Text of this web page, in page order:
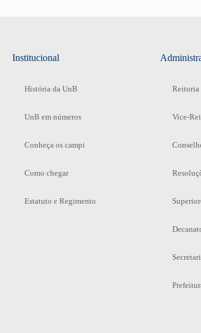
Institucional
História da UnB
UnB em números
Conheça os campi
Como chegar
Estatuto e Regimento
Reitoria
Vice-